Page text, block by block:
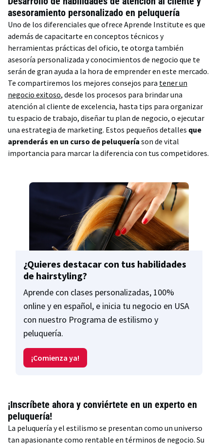
asesoramiento personalizado en peluquería
Uno de los diferenciales que ofrece Aprende Institute es que
además de capacitarte en conceptos técnicos y
herramientas prácticas del oficio, te otorga también
asesoría personalizada y conocimientos de negocio que te
serán de gran ayuda a la hora de emprender en este mercado.
Te compartiremos los mejores consejos para tener un
negocio exitoso, desde los procesos para brindar una
atención al cliente de excelencia, hasta tips para organizar
tu espacio de trabajo, diseñar tu plan de negocio, o ejecutar
una estrategia de marketing. Estos pequeños detalles que
aprenderás en un curso de peluquería son de vital
importancia para marcar la diferencia con tus competidores.
¿Quieres destacar con tus habilidades
de hairstyling?
Aprende con clases personalizadas, 100%
online y en español, e inicia tu negocio en USA
con nuestro Programa de estilismo y
peluquería.
¡Comienza ya!
¡Inscríbete ahora y conviértete en un experto en
peluquería!
La peluquería y el estilismo se presentan como un universo
tan apasionante como rentable en términos de negocio. Su